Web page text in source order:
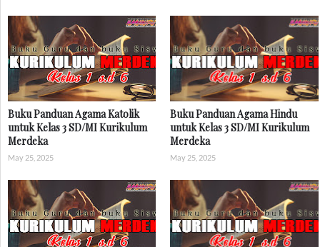
Buku Panduan Agama Katolik
untuk Kelas 3 SD/MI Kurikulum
Merdeka
May 25, 2025
Buku Panduan Agama Hindu
untuk Kelas 3 SD/MI Kurikulum
Merdeka
May 25, 2025